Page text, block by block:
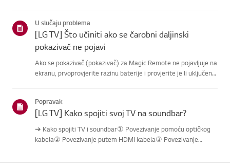
tipkikanala...
U slučaju problema
[LG TV] Što učiniti ako se čarobni daljinski
pokazivač ne pojavi
Ako se pokazivač (pokazivač) za Magic Remote ne pojavljuje na
ekranu, prvoprovjerite razinu baterije i provjerite je li uključena
Popravak
[LG TV] Kako spojiti svoj TV na soundbar?
➔ Kako spojiti TV i soundbar① Povezivanje pomoću optičkog
kabela② Povezivanje putem HDMI kabela③ Povezivanje